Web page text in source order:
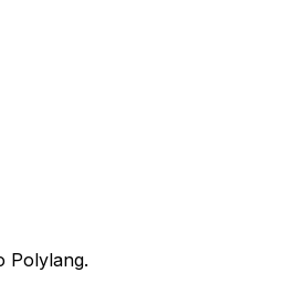
Polylang.